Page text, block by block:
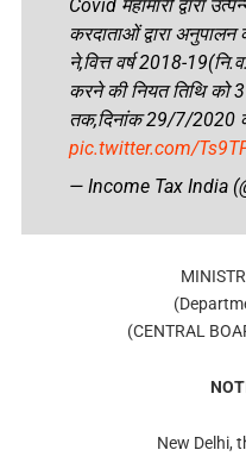
Covid महामारी द्वारा
करदाताओं द्वारा
ने,वित्त वर्ष 2018-
करने की नियत तिथि को
तक,दिनांक 29/7/2020
pic.twitter.com/
— Income Tax India
(CENTRAL
New Delhi,